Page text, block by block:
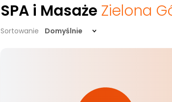
SPA i Masaże Zielona
Sortowanie Domyślnie